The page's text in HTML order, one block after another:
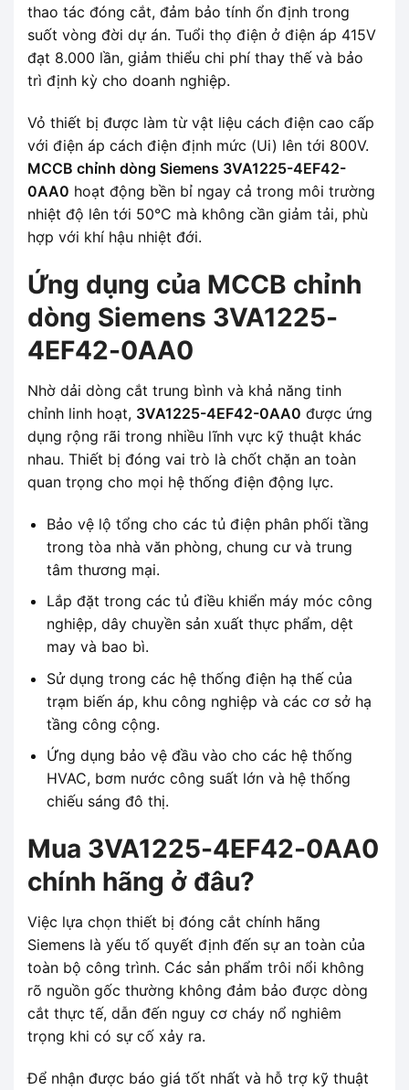
thao tác đóng cắt, đảm bảo tính ổn định trong
suốt vòng đời dự án. Tuổi thọ điện ở điện áp 415V
đạt 8.000 lần, giảm thiểu chi phí thay thế và bảo
trì định kỳ cho doanh nghiệp.
Vỏ thiết bị được làm từ vật liệu cách điện cao cấp
với điện áp cách điện định mức (Ui) lên tới 800V.
MCCB chỉnh dòng Siemens 3VA1225-4EF42-
0AA0 hoạt động bền bỉ ngay cả trong môi trường
nhiệt độ lên tới 50°C mà không cần giảm tải, phù
hợp với khí hậu nhiệt đới.
Ứng dụng của MCCB chỉnh
dòng Siemens 3VA1225-
4EF42-0AA0
Nhờ dải dòng cắt trung bình và khả năng tinh
chỉnh linh hoạt, 3VA1225-4EF42-0AA0 được ứng
dụng rộng rãi trong nhiều lĩnh vực kỹ thuật khác
nhau. Thiết bị đóng vai trò là chốt chặn an toàn
quan trọng cho mọi hệ thống điện động lực.
Bảo vệ lộ tổng cho các tủ điện phân phối tầng
trong tòa nhà văn phòng, chung cư và trung
tâm thương mại.
Lắp đặt trong các tủ điều khiển máy móc công
nghiệp, dây chuyền sản xuất thực phẩm, dệt
may và bao bì.
Sử dụng trong các hệ thống điện hạ thế của
trạm biến áp, khu công nghiệp và các cơ sở hạ
tầng công cộng.
Ứng dụng bảo vệ đầu vào cho các hệ thống
HVAC, bơm nước công suất lớn và hệ thống
chiếu sáng đô thị.
Mua 3VA1225-4EF42-0AA0
chính hãng ở đâu?
Việc lựa chọn thiết bị đóng cắt chính hãng
Siemens là yếu tố quyết định đến sự an toàn của
toàn bộ công trình. Các sản phẩm trôi nổi không
rõ nguồn gốc thường không đảm bảo được dòng
cắt thực tế, dẫn đến nguy cơ cháy nổ nghiêm
trọng khi có sự cố xảy ra.
Để nhận được báo giá tốt nhất và hỗ trợ kỹ thuật